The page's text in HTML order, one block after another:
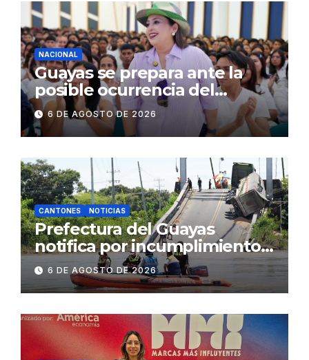
NACIONAL
Guayas se prepara ante la
posible ocurrencia del
fenómeno de El Niño:
Gobierno Nacional capacita a
2.500 jóvenes
6 DE AGOSTO DE 2026
CANTONES NOTICIAS
Prefectura del Guayas
notifica por incumplimiento
contractual a la
Concesionaria CONORTE y
exige celeridad en
desmontaje del puente
Gonzalo Icaza Cornejo, en
Daule
6 DE AGOSTO DE 2026